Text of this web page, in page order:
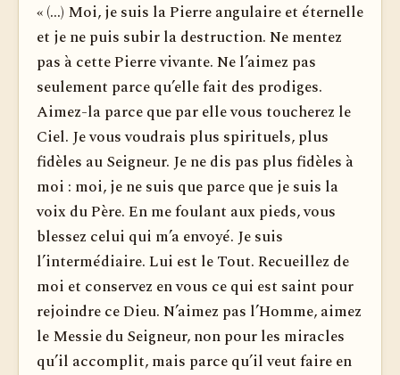
« (...) Moi, je suis la Pierre angulaire et éternelle
et je ne puis subir la destruction. Ne mentez
pas à cette Pierre vivante. Ne l’aimez pas
seulement parce qu’elle fait des prodiges.
Aimez-la parce que par elle vous toucherez le
Ciel. Je vous voudrais plus spirituels, plus
fidèles au Seigneur. Je ne dis pas plus fidèles à
moi : moi, je ne suis que parce que je suis la
voix du Père. En me foulant aux pieds, vous
blessez celui qui m’a envoyé. Je suis
l’intermédiaire. Lui est le Tout. Recueillez de
moi et conservez en vous ce qui est saint pour
rejoindre ce Dieu. N’aimez pas l’Homme, aimez
le Messie du Seigneur, non pour les miracles
qu’il accomplit, mais parce qu’il veut faire en